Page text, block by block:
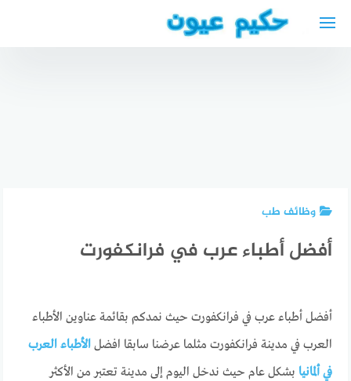
وظائف طب
أفضل أطباء عرب في فرانكفورت
أفضل أطباء عرب في فرانكفورت حيث نمدكم بقائمة عناوين الأطباء
العرب في مدينة فرانكفورت مثلما عرضنا سابقا افضلالأطباء العرب
في ألمانيا بشكل عام حيث ندخل اليوم إلى مدينة تعتبر من الأكثر